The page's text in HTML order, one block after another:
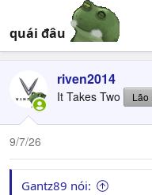
quái đâu
riven2014
It Takes Two Lão
9/7/26
Gantz89 nói: